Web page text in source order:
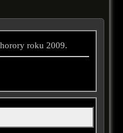
roku 2009.